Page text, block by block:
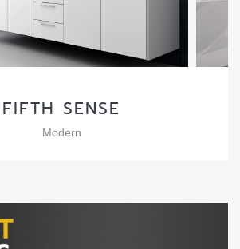
FIFTH SENSE
Modern